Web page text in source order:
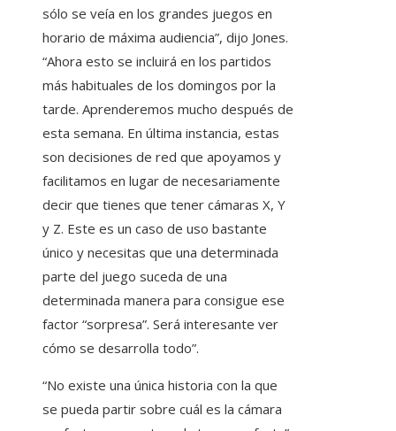
sólo se veía en los grandes juegos en
horario de máxima audiencia”, dijo Jones.
“Ahora esto se incluirá en los partidos
más habituales de los domingos por la
tarde. Aprenderemos mucho después de
esta semana. En última instancia, estas
son decisiones de red que apoyamos y
facilitamos en lugar de necesariamente
decir que tienes que tener cámaras X, Y
y Z. Este es un caso de uso bastante
único y necesitas que una determinada
parte del juego suceda de una
determinada manera para consigue ese
factor “sorpresa”. Será interesante ver
cómo se desarrolla todo”.
“No existe una única historia con la que
se pueda partir sobre cuál es la cámara